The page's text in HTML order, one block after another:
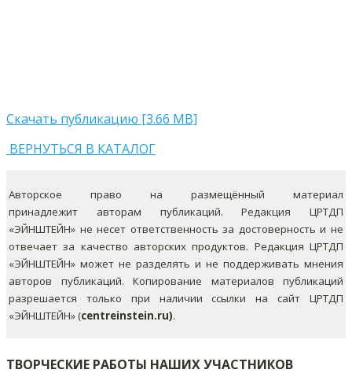
Скачать публикацию [3.66 MB]
ВЕРНУТЬСЯ В КАТАЛОГ
Авторское право на размещённый материал
принадлежит авторам публикаций. Редакция ЦРТДП
«ЭЙНШТЕЙН» не несет ответственность за достоверность и не
отвечает за качество авторских продуктов. Редакция ЦРТДП
«ЭЙНШТЕЙН» может не разделять и не поддерживать мнения
авторов публикаций. Копирование материалов публикаций
разрешается только при наличии ссылки на сайт ЦРТДП
«ЭЙНШТЕЙН» (centreinstein.ru).
ТВОРЧЕСКИЕ РАБОТЫ НАШИХ УЧАСТНИКОВ